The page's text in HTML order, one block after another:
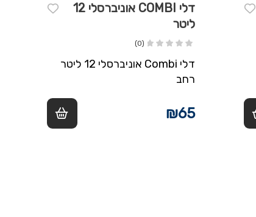
דלי COMBI אוניברסלי 12
ליטר
(0)
דלי Combi אוניברסלי 12 ליטר
רחב
₪65